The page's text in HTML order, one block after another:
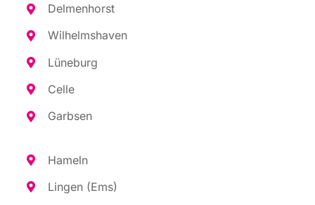
Del­men­horst
Wil­helms­ha­ven
Lüne­burg
Cel­le
Garb­sen
Hameln
Lin­gen (Ems)